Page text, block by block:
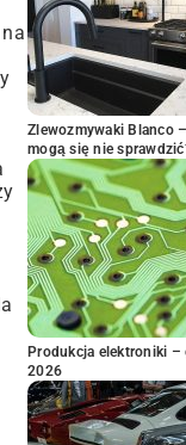
Zlewozmywaki Blanco
mogą się nie
Produkcja elektroniki –
2026